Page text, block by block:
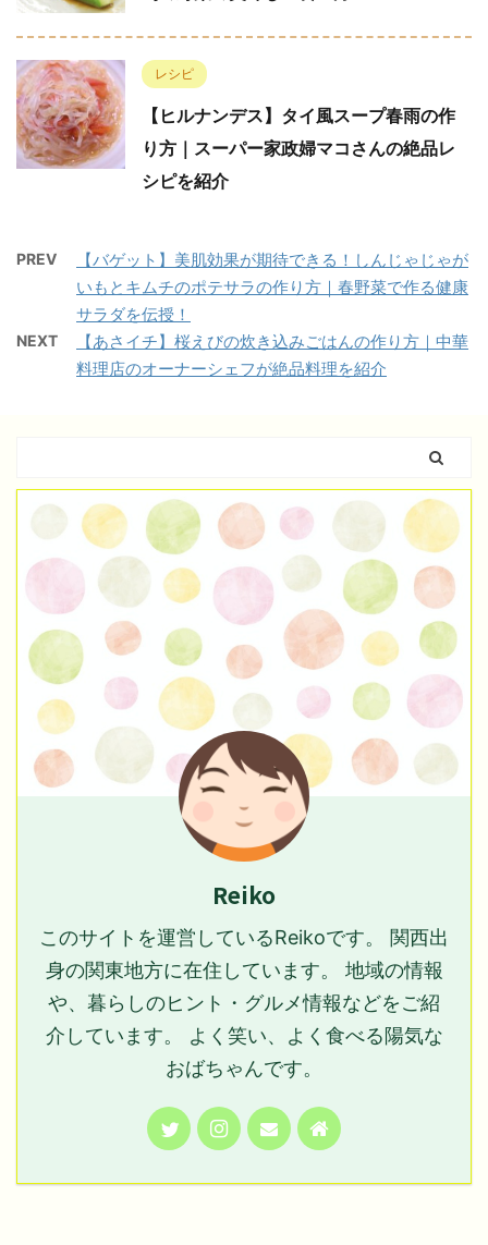
レシピ
【ヒルナンデス】タイ風スープ春雨の作
り方｜スーパー家政婦マコさんの絶品レ
シピを紹介
PREV
【バゲット】美肌効果が期待できる！しんじゃじゃが
いもとキムチのポテサラの作り方｜春野菜で作る健康
サラダを伝授！
NEXT
【あさイチ】桜えびの炊き込みごはんの作り方｜中華
料理店のオーナーシェフが絶品料理を紹介
Reiko
このサイトを運営しているReikoです。 関西出
身の関東地方に在住しています。 地域の情報
や、暮らしのヒント・グルメ情報などをご紹
介しています。 よく笑い、よく食べる陽気な
おばちゃんです。